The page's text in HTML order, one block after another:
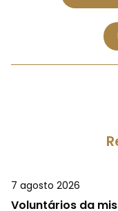
7 agosto 2026
Voluntários da